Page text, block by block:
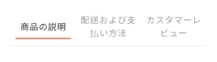
商品の説明
配送および支
払い方法
カスタマーレ
ビュー